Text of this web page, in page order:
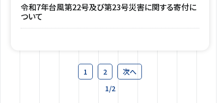
令和7年台風第22号及び第23号災害に関する寄付に
ついて
1 2
次へ
1/2